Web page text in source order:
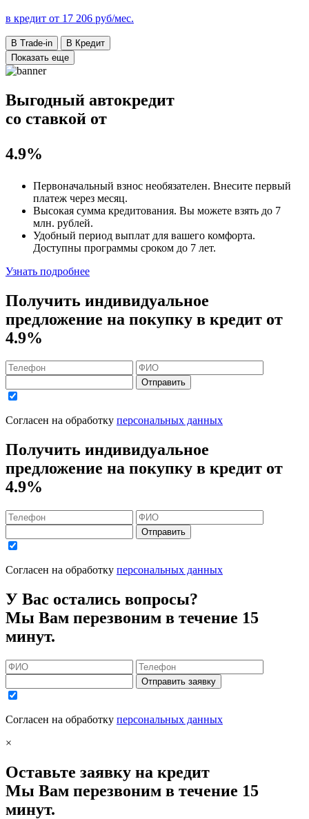
в кредит от 17 206 руб/мес.
В Trade-in
В Кредит
Показать еще
Выгодный автокредит
со ставкой от
4.9%
Первоначальный взнос необязателен. Внесите первый
платеж через месяц.
Высокая сумма кредитования. Вы можете взять до 7
млн. рублей.
Удобный период выплат для вашего комфорта.
Доступны программы сроком до 7 лет.
Узнать подробнее
Получить индивидуальное
предложение на покупку в кредит от
4.9%
Отправить
Согласен на обработку персональных данных
Получить индивидуальное
предложение на покупку в кредит от
4.9%
Отправить
Согласен на обработку персональных данных
У Вас остались вопросы?
Мы Вам перезвоним в течение 15
минут.
Отправить заявку
Согласен на обработку персональных данных
×
Оставьте заявку на кредит
Мы Вам перезвоним в течение 15
минут.